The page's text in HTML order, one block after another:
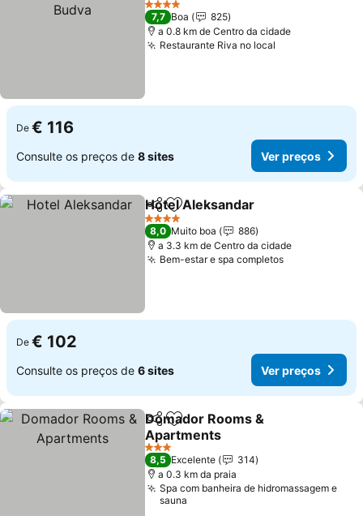
4 Estrelas
7,7 Boa
825
a 0.8 km de Centro da cidade
Restaurante Riva no local
De € 116
Consulte os preços de 8 sites Ver preços
PartilharAdicionar aos favoritos
Hotel Aleksandar
4 Estrelas
8,0 Muito boa
886
a 3.3 km de Centro da cidade
Bem-estar e spa completos
De € 102
Consulte os preços de 6 sites Ver preços
PartilharAdicionar aos favoritos
Domador Rooms &
Apartments
3 Estrelas
8,5 Excelente
314
a 0.3 km da praia
Spa com banheira de hidromassagem e
sauna